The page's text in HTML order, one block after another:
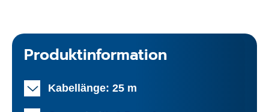
Produktinformation
Kabellänge: 25 m